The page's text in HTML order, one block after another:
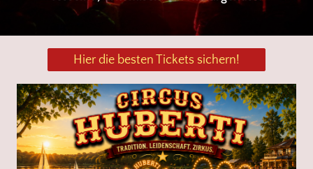
Hier die besten Tickets sichern!